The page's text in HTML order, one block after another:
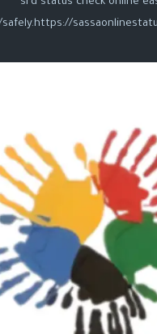
safely.https://